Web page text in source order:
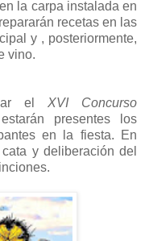
la carpa instalada en
recetas en las
y , posteriormente,
vino.
el XVI Concurso
presentes los
en la fiesta. En
y deliberación del